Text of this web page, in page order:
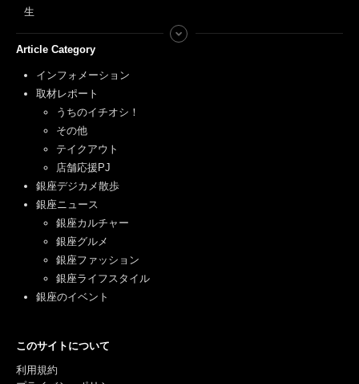
生
Article Category
インフォメーション
取材レポート
うちのイチオシ！
その他
テイクアウト
店舗応援PJ
銀座デジカメ散歩
銀座ニュース
銀座カルチャー
銀座グルメ
銀座ファッション
銀座ライフスタイル
銀座のイベント
このサイトについて
利用規約